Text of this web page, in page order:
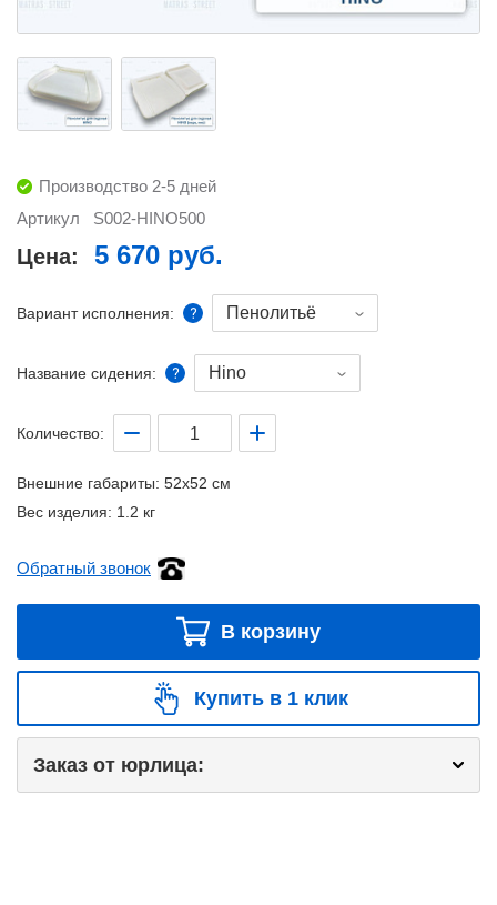
Артикул S002-HINO500
Производство 2-5 дней
Цена: 5 670 руб.
Вариант исполнения: Пенолитьё
Название сидения: Hino
Количество:
Внешние габариты: 52x52 см
Вес изделия: 1.2 кг
Обратный звонок
В корзину
Купить в 1 клик
Заказ от юрлица: